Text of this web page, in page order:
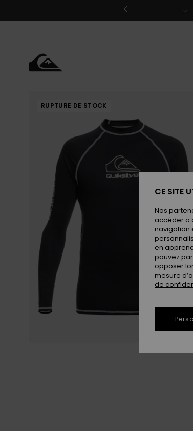
le
RUPTURE DE STOCK
CE SITE
Nos
accéder à
navigation
en
pouvez
opposer
mesure
de